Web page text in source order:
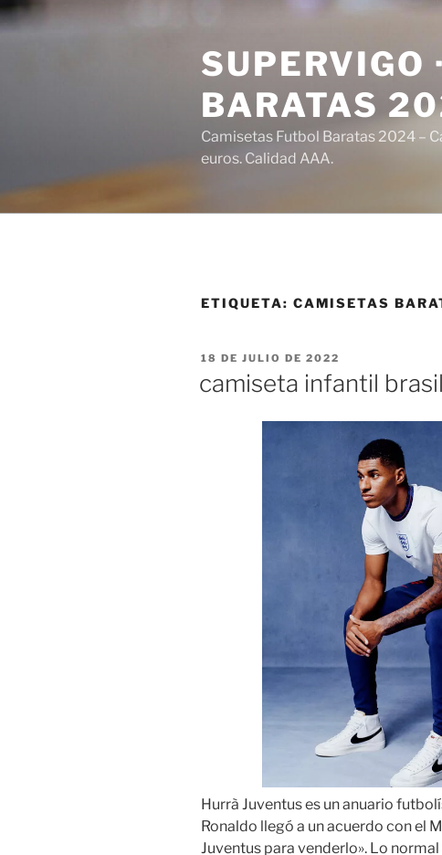
Saltar
al
SUPERVIGO
BARATAS
Camisetas Futbol Baratas 2024 –
euros. Calidad AAA.
ETIQUETA: CAMISETAS
PUBLICADO
18 DE JULIO DE 2022
camiseta infantil brasil
Hurrà Juventus es un anuario
Ronaldo llegó a un acuerdo con el
Juventus para venderlo». Lo